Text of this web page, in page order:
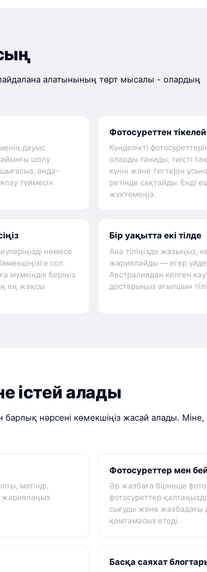
алатынының төрт мысалы - олардың
дауыс
шолу
анда-
түймесін
Фотосуреттен
Күнделікті
оларды таниды, тиісті
күнін және тегтерін
ретінде сақтайды. Енді
жүктемеңіз.
немесе
сол
мүмкіндік беріңіз
ең жақсы
Бір уақытта екі тілде
Ана тіліңізде жазыңыз,
жариялайды — егер
Австралиядан келген
достарыңыз ағылшын
істей алады
барлық нәрсені көмекшіңіз жасай алады. Міне,
мәтінді,
жариялаңыз
Фотосуреттер мен
Әр жазбаға бірнеше
фотосуреттер
сығуды және жазбадағы
қамтамасыз етеді.
Басқа саяхат